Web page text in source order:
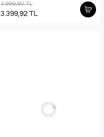
3.999,90 TL
3.399,92 TL